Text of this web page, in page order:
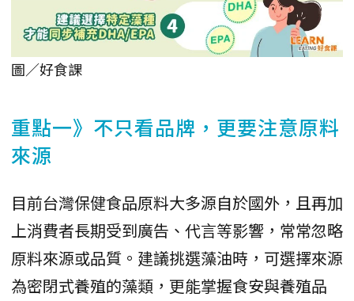
圖／好食課
重點一》不只看品牌，更要注意原料
來源
目前台灣保健食品原料大多源自於國外，且再加
上消費者長期受到廣告、代言等影響，常常忽略
原料來源或品質。建議挑選藻油時，可選擇來源
為密閉式養殖的藻類，更能掌握食安與養殖品